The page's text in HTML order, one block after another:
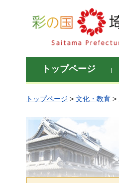
彩の国 埼玉県
トップページ
トップページ > 文化・教育 >